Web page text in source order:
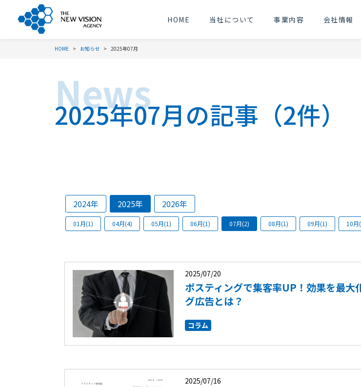
HOME 当社について 事業内容 会社情報
HOME お知らせ 2025年07月
2025年07月の記事（2件）
2024年 2025年 2026年
01月(1) 04月(4) 05月(1) 06月(1) 07月(2) 08月(1) 09月(1) 10月
2025/07/20
ポスティングで集客率UP！効果を最大
グ広告とは？
コラム
2025/07/16